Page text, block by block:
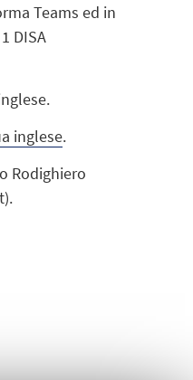
Teams ed in
DISA
inglese.
Rodighiero